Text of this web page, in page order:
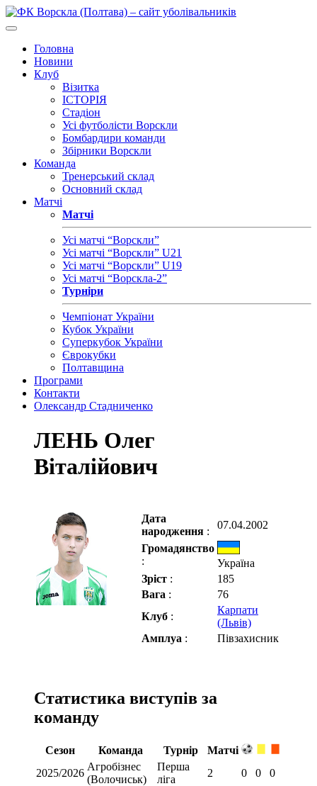
Головна
Новини
Клуб
Візитка
ІСТОРІЯ
Стадіон
Усі футболісти Ворскли
Бомбардири команди
Збірники Ворскли
Команда
Тренерський склад
Основний склад
Матчі
Матчі
Усі матчі “Ворскли”
Усі матчі “Ворскли” U21
Усі матчі “Ворскли” U19
Усі матчі “Ворскла-2”
Турніри
Чемпіонат України
Кубок України
Суперкубок України
Єврокубки
Полтавщина
Програми
Контакти
Олександр Стадниченко
ЛЕНЬ Олег
Віталійович
Дата
народження :
07.04.2002
Громадянство
:
Україна
Зріст :
185
Вага :
76
Клуб :
Карпати
(Львів)
Амплуа : Півзахисник
Статистика виступів за
команду
Сезон Команда Турнір
Матчі
2025/2026
Агробізнес
(Волочиськ)
Перша
ліга
2 0 0 0